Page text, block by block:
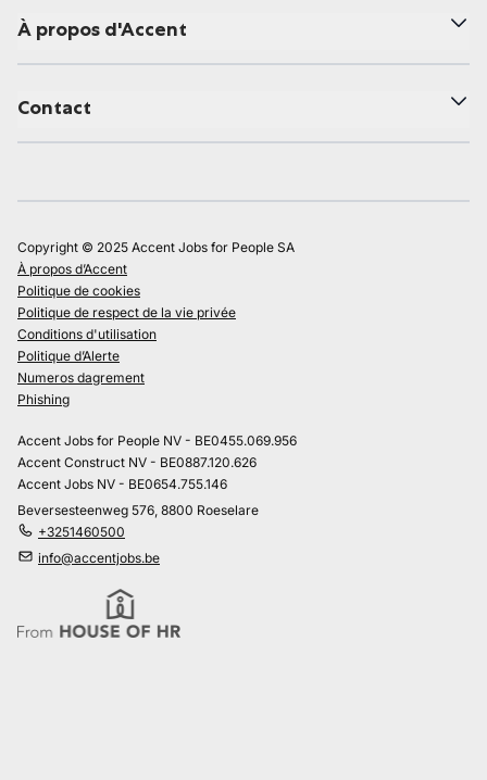
À propos d'Accent
Contact
Copyright © 2025 Accent Jobs for People SA
À propos d’Accent
Politique de cookies
Politique de respect de la vie privée
Conditions d'utilisation
Politique d’Alerte
Numeros dagrement
Phishing
Accent Jobs for People NV - BE0455.069.956
Accent Construct NV - BE0887.120.626
Accent Jobs NV - BE0654.755.146
Beversesteenweg 576, 8800 Roeselare
+3251460500
info@accentjobs.be